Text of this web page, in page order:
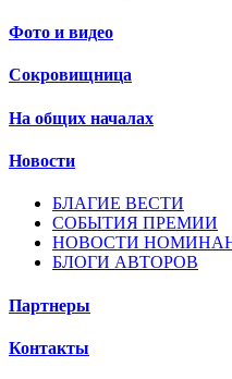
Фото и видео
Сокровищница
На общих началах
Новости
БЛАГИЕ ВЕСТИ
СОБЫТИЯ ПРЕМИИ
НОВОСТИ
БЛОГИ АВТОРОВ
Партнеры
Контакты